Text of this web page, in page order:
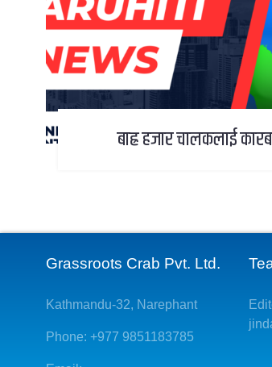
बाह्र हजार चालकलाई
Grassroots Crab Pvt. Ltd.
Kathmandu-32, Narephant
Phone: +977 9851183785